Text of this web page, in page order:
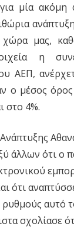
μία
χώρα μας,
η
ΑΕΠ,
ο μέσος
στο 4%.
άλλων ότι ο
ότι
αυτό
σχολίασε